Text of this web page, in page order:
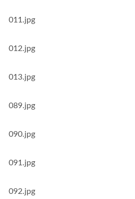
011.jpg
012.jpg
013.jpg
089.jpg
090.jpg
091.jpg
092.jpg